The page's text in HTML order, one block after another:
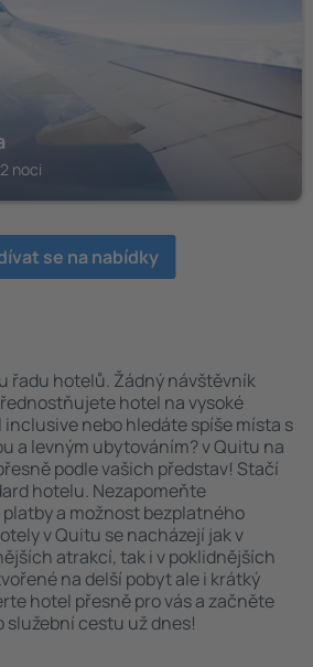
noci
se na nabídky
řadu hotelů. Žádný návštěvník
hotel na vysoké
nebo hledáte spíše místa s
a levným ubytováním? v Quitu na
podle vašich představ! Stačí
hotelu. Nezapomeňte
a možnost bezplatného
v Quitu se nacházejí jak v
atrakcí, tak i v poklidnějších
na delší pobyt ale i krátký
hotel přesně pro vás a začněte
služební cestu už dnes!